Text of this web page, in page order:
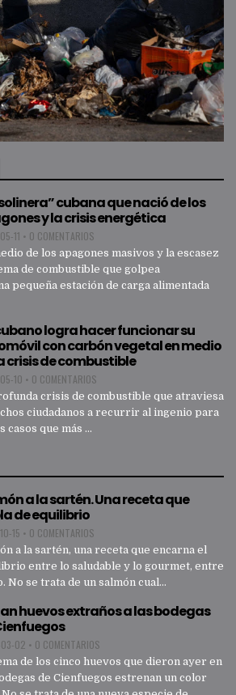
cubana que nació de los
y la crisis energética
11 • 0 COMENTARIOS
de los apagones masivos y la escasez
de combustible que golpea
pequeña estación de carga alimentada
logra hacer funcionar su
con carbón vegetal en medio
crisis de combustible
10 • 0 COMENTARIOS
crisis de combustible que atraviesa
ciudadanos a recurrir al ingenio para
que más ...
a la sartén. Una receta que
de equilibrio
15 • 0 COMENTARIOS
a la sartén, una receta que encarna el
entre lo saludable y lo gourmet, entre
se trata de un salmón cual...
huevos extraños a las bodegas
02 • 0 COMENTARIOS
de los cinco huevos que dieron ayer en
de Cienfuegos estrenan un color